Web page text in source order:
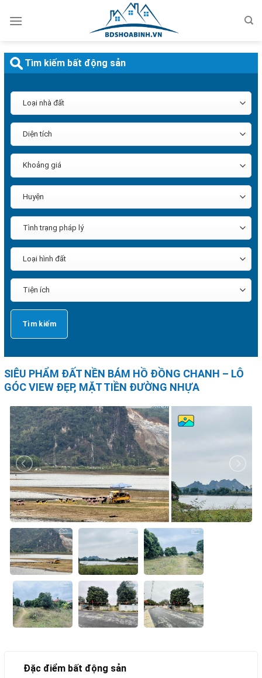
qua
dung
SIÊU PHẨM ĐẤT NỀN BÁM HỒ ĐỒNG CHANH – LÔ
GÓC VIEW ĐẸP, MẶT TIỀN ĐƯỜNG NHỰA
Đặc điểm bất động sản
Tìm kiếm bất động sản